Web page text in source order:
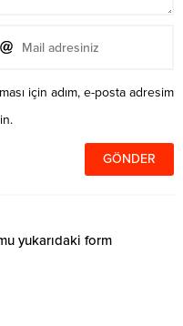
için adım, e-posta adresim
yukarıdaki form